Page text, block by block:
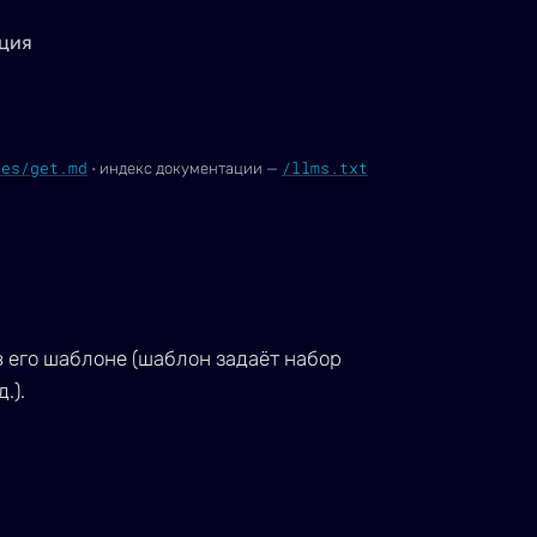
get.md · индекс документации — /llms.txt
шаблоне (шаблон задаёт набор